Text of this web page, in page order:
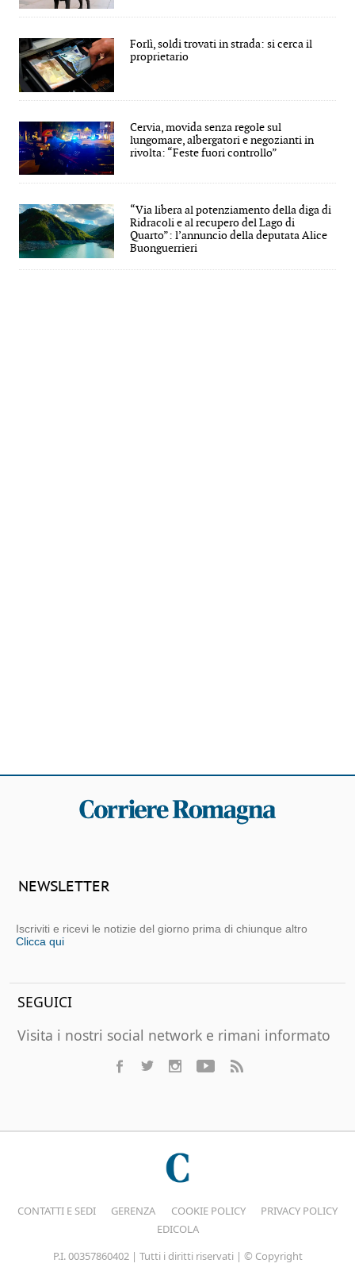
Forlì, soldi trovati in strada: si cerca il
proprietario
Cervia, movida senza regole sul
lungomare, albergatori e negozianti in
rivolta: “Feste fuori controllo”
“Via libera al potenziamento della diga di
Ridracoli e al recupero del Lago di
Quarto”: l’annuncio della deputata Alice
Buonguerrieri
NEWSLETTER
Iscriviti e ricevi le notizie del giorno prima di chiunque altro
Clicca qui
SEGUICI
Visita i nostri social network e rimani informato
CONTATTI E SEDI GERENZA COOKIE POLICY
PRIVACY POLICY
EDICOLA
P.I. 00357860402 | Tutti i diritti riservati | © Copyright